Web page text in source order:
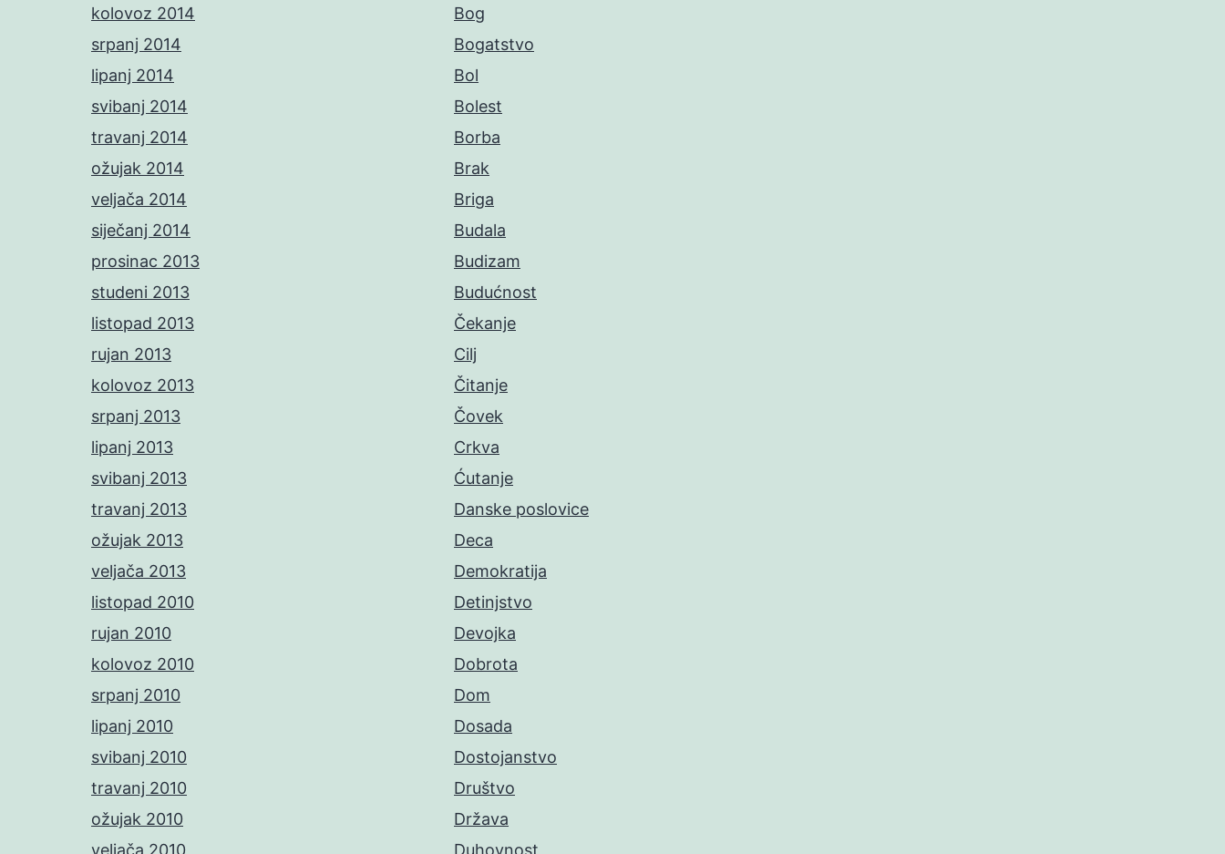
kolovoz 2014
srpanj 2014
lipanj 2014
svibanj 2014
travanj 2014
ožujak 2014
veljača 2014
siječanj 2014
prosinac 2013
studeni 2013
listopad 2013
rujan 2013
kolovoz 2013
srpanj 2013
lipanj 2013
svibanj 2013
travanj 2013
ožujak 2013
veljača 2013
listopad 2010
rujan 2010
kolovoz 2010
srpanj 2010
lipanj 2010
svibanj 2010
travanj 2010
ožujak 2010
veljača 2010
Bog
Bogatstvo
Bol
Bolest
Borba
Brak
Briga
Budala
Budizam
Budućnost
Čekanje
Cilj
Čitanje
Čovek
Crkva
Ćutanje
Danske poslovice
Deca
Demokratija
Detinjstvo
Devojka
Dobrota
Dom
Dosada
Dostojanstvo
Društvo
Država
Duhovnost